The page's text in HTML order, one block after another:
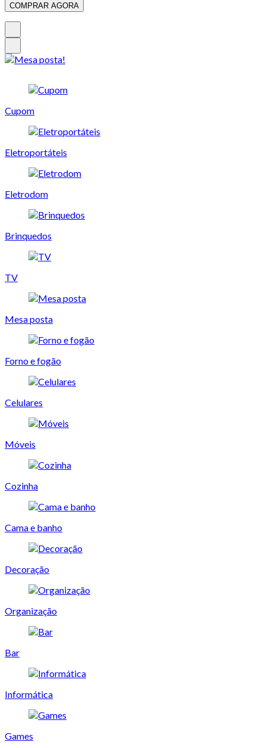
COMPRAR AGORA
Cupom
Eletroportáteis
Eletrodom
Brinquedos
TV
Mesa posta
Forno e fogão
Celulares
Móveis
Cozinha
Cama e banho
Decoração
Organização
Bar
Informática
Games